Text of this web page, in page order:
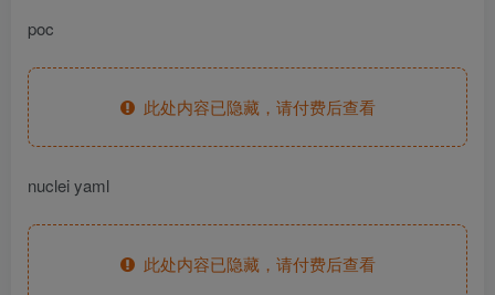
poc
此处内容已隐藏，请付费后查看
nuclei yaml
此处内容已隐藏，请付费后查看